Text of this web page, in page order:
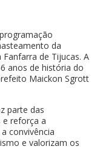
da
de Tijucas. A
anos de história do
Maickon Sgrott
parte das
e reforça a
convivência
e valorizam os